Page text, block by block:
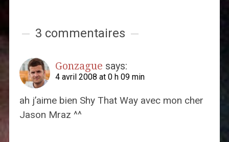
3 commentaires
Gonzague says:
4 avril 2008 at 0 h 09 min
ah j’aime bien Shy That Way avec mon cher
Jason Mraz ^^